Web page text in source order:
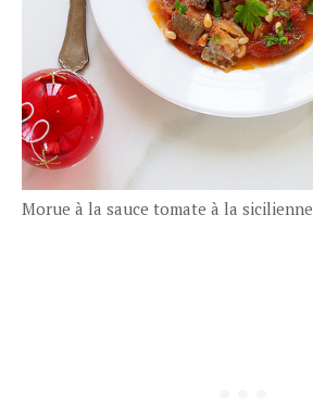
Morue à la sauce tomate à la sicilienne